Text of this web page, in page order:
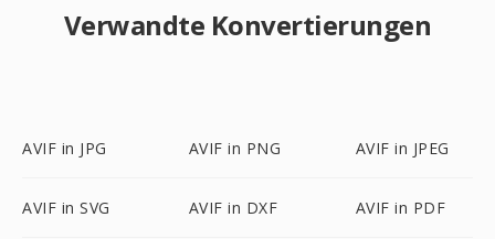
Verwandte Konvertierungen
AVIF in JPG AVIF in PNG AVIF in JPEG
AVIF in SVG AVIF in DXF AVIF in PDF